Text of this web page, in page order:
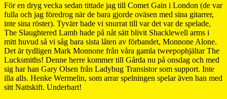
För en dryg vecka sedan tittade jag till Comet Gain i London (de var
fulla och jag föredrog när de bara gjorde oväsen med sina gitarrer,
inte sina röster). Tyvärr hade vi snurrat till var det var de spelade,
The Slaughtered Lamb hade på nåt sätt blivit Shacklewell arms i
mitt huvud så vi såg bara sista låten av förbandet, Monnone Alone.
Det är tydligen Mark Monnone från våra gamla tweepophjältar The
Lucksmiths! Denne herre kommer till Gårda nu på onsdag och med
sig har han Gary Olsen från Ladybug Transistor som support. Inte
illa alls. Henke Wermelin, som arrar spelningen spelar även han med
sitt Nattskift. Underbart!